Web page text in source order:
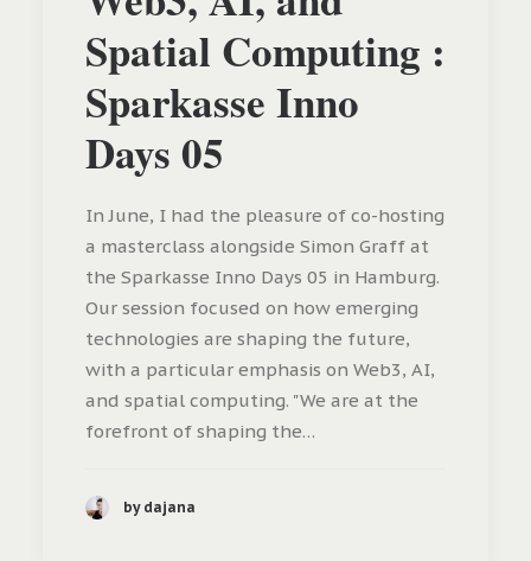
Spatial Computing :
Sparkasse Inno
Days 05
In June, I had the pleasure of co-hosting
a masterclass alongside Simon Graff at
the Sparkasse Inno Days 05 in Hamburg.
Our session focused on how emerging
technologies are shaping the future,
with a particular emphasis on Web3, AI,
and spatial computing. "We are at the
forefront of shaping the…
by dajana